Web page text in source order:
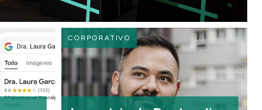
CORPORATIVO